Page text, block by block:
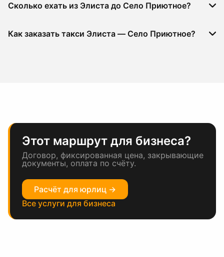
Сколько ехать из Элиста до Село Приютное?
Как заказать такси Элиста — Село Приютное?
Этот маршрут для бизнеса?
Договор, фиксированная цена, закрывающие
документы, оплата по счёту.
Расчёт для юрлиц →
Все услуги для бизнеса